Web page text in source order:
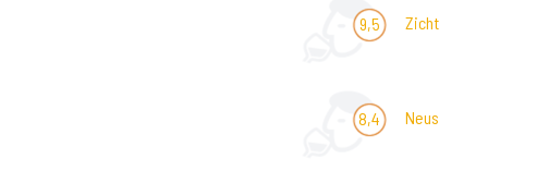
9,5 Zicht
8,4 Neus